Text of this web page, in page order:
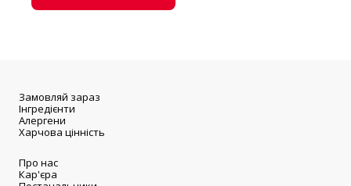
Замовляй зараз
Інгредієнти
Алергени
Харчова цінність
Про нас
Кар'єра